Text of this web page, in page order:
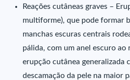
Reações cutâneas graves –
multiforme), que pode formar
manchas escuras centrais
pálida, com um anel escuro ao
erupção cutânea generalizada
descamação da pele na maior